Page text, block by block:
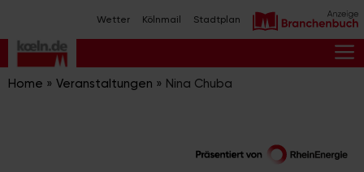
Inhalt
springen
Wetter Kölnmail Stadtplan
Home » Veranstaltungen » Nina Chuba